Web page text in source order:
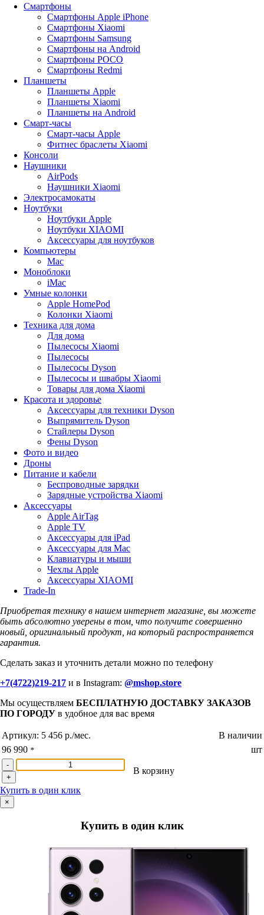
Смартфоны
Смартфоны Apple iPhone
Смартфоны Хiaomi
Смартфоны Samsung
Смартфоны на Android
Смартфоны POCO
Смартфоны Redmi
Планшеты
Планшеты Apple
Планшеты Xiaomi
Планшеты на Android
Смарт-часы
Смарт-часы Apple
Фитнес браслеты Xiaomi
Консоли
Наушники
AirPods
Наушники Xiaomi
Электросамокаты
Ноутбуки
Ноутбуки Apple
Ноутбуки XIAOMI
Аксессуары для ноутбуков
Компьютеры
Mac
Моноблоки
iMac
Умные колонки
Apple HomePod
Колонки Xiaomi
Техника для дома
Для дома
Пылесосы Xiaomi
Пылесосы
Пылесосы Dyson
Пылесосы и швабры Xiaomi
Товары для дома Xiaomi
Красота и здоровье
Аксессуары для техники Dyson
Выпрямитель Dyson
Стайлеры Dyson
Фены Dyson
Фото и видео
Дроны
Питание и кабели
Беспроводные зарядки
Зарядные устройства Xiaomi
Аксессуары
Apple AirTag
Apple TV
Аксессуары для iPad
Аксессуары для Mac
Клавиатуры и мыши
Чехлы Apple
Аксессуары XIAOMI
Trade-In
Приобретая технику в нашем интернет магазине, вы можете
быть абсолютно уверены в том, что получите совершенно
новый, оригинальный продукт, на который распространяется
гарантия.
Сделать заказ и уточнить детали можно по телефону
+7(4722)219-217 и в Instagram: @mshop.store
Мы осуществляем БЕСПЛАТНУЮ ДОСТАВКУ ЗАКАЗОВ
ПО ГОРОДУ в удобное для вас время
Артикул: 5 456 р./мес.
В наличии
96 990 * шт
-
+
В корзину
Купить в один клик
×
Купить в один клик